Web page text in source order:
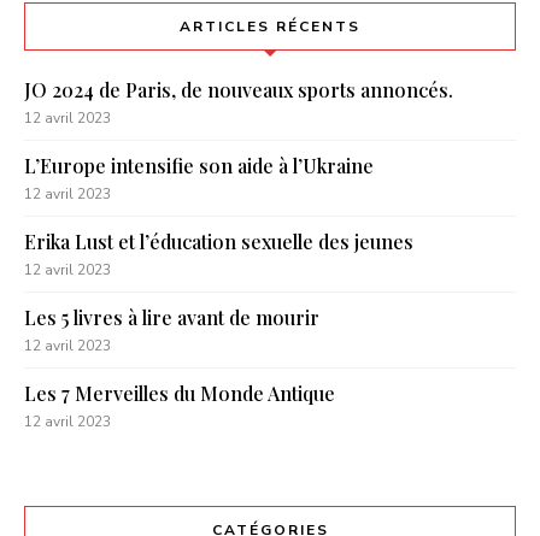
ARTICLES RÉCENTS
JO 2024 de Paris, de nouveaux sports annoncés.
12 avril 2023
L’Europe intensifie son aide à l’Ukraine
12 avril 2023
Erika Lust et l’éducation sexuelle des jeunes
12 avril 2023
Les 5 livres à lire avant de mourir
12 avril 2023
Les 7 Merveilles du Monde Antique
12 avril 2023
CATÉGORIES